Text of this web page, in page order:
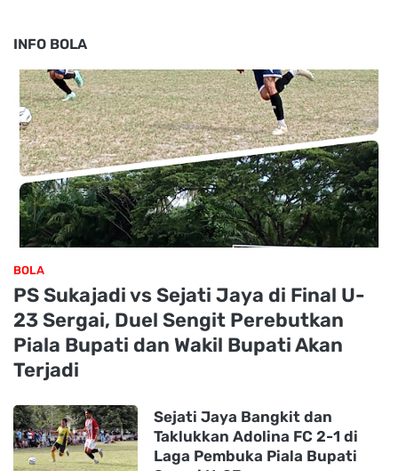
INFO BOLA
BOLA
PS Sukajadi vs Sejati Jaya di Final U-
23 Sergai, Duel Sengit Perebutkan
Piala Bupati dan Wakil Bupati Akan
Terjadi
Sejati Jaya Bangkit dan
Taklukkan Adolina FC 2-1 di
Laga Pembuka Piala Bupati